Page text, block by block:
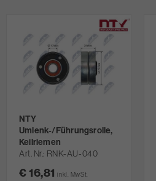
NTY
Umlenk-/Führungsrolle,
Keilriemen
Art. Nr. RNK-AU-040
€ 16,81inkl. MwSt.